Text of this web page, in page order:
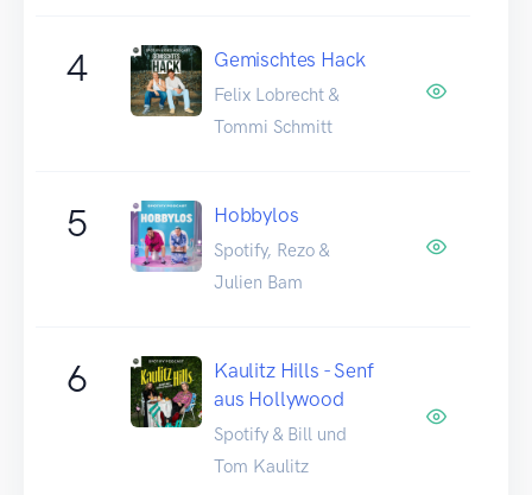
4 Gemischtes Hack
Felix Lobrecht &
Tommi Schmitt
5 Hobbylos
Spotify, Rezo &
Julien Bam
6
Kaulitz Hills - Senf
aus Hollywood
Spotify & Bill und
Tom Kaulitz